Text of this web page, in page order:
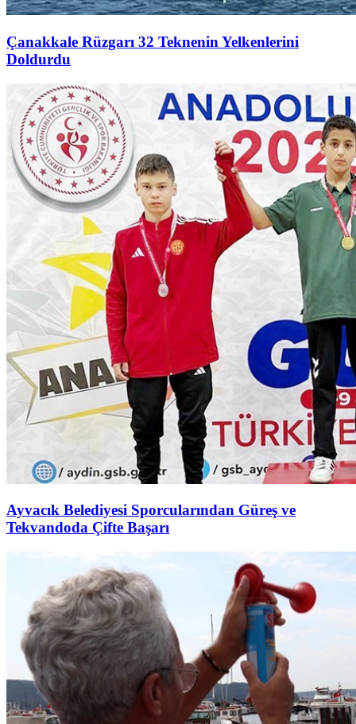
Çanakkale Rüzgarı 32 Teknenin Yelkenlerini
Doldurdu
Ayvacık Belediyesi Sporcularından Güreş ve
Tekvandoda Çifte Başarı